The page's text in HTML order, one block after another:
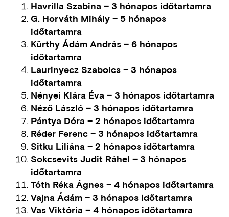
Havrilla Szabina – 3 hónapos időtartamra
G. Horváth Mihály – 5 hónapos
időtartamra
Kürthy Ádám András – 6 hónapos
időtartamra
Laurinyecz Szabolcs – 3 hónapos
időtartamra
Nényei Klára Éva – 3 hónapos időtartamra
Néző László – 3 hónapos időtartamra
Pántya Dóra – 2 hónapos időtartamra
Réder Ferenc – 3 hónapos időtartamra
Sitku Liliána – 2 hónapos időtartamra
Sokcsevits Judit Ráhel – 3 hónapos
időtartamra
Tóth Réka Ágnes – 4 hónapos időtartamra
Vajna Ádám – 3 hónapos időtartamra
Vas Viktória – 4 hónapos időtartamra